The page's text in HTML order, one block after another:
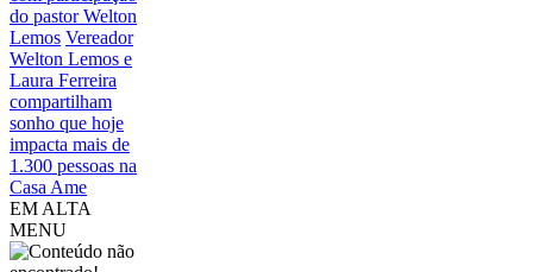
do pastor Welton
Lemos Vereador
Welton Lemos e
Laura Ferreira
compartilham
sonho que hoje
impacta mais de
1.300 pessoas na
Casa Ame
EM ALTA
MENU